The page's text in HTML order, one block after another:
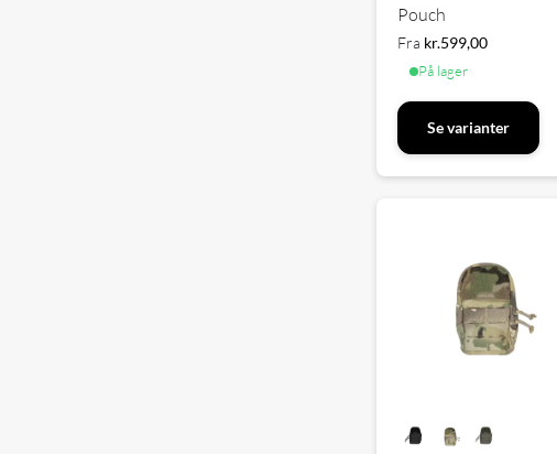
Pouch
Fra kr.599,00
På lager
Se varianter